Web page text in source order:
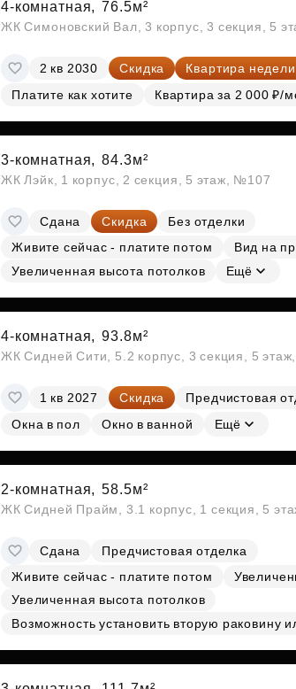
4-комнатная, 76.5м²
ЖК Симоновский Вал, 3 корпус, 3 секция, 5
2 кв 2030 Скидка Квартира недели
Платите как хотите
Квартира за 2 000 ₽/
3-комнатная, 84.3м²
ЖК Лэйк, 1 корпус, 2 секция, 5 этаж, №107
Сдана Скидка
Без отделки
Живите сейчас - платите потом
Вид на
Увеличенная высота потолков
Ещё
4-комнатная, 93.8м²
ЖК Сидней Сити, 5.2 корпус, 3 секция, 5
1 кв 2027 Скидка Предчистовая
Окна в пол
Окно в ванной Ещё
2-комнатная, 58.5м²
ЖК Сидней Прайм, 3.1 корпус, 1 секция, 5
Сдана
Предчистовая отделка
Живите сейчас - платите потом
Увеличенная высота потолков
Возможность установить вторую раковину